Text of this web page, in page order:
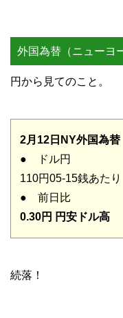
外国為替（ニューヨ
円から見てのこと。
2月12日NY外国為替
● ドル円
110円05-15銭あたり
● 前日比
0.30円 円安ドル高
続落！